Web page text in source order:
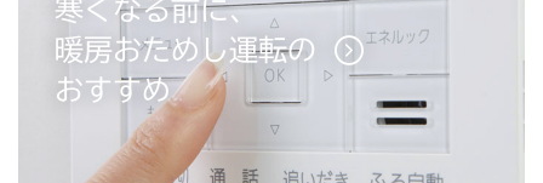
寒くなる前に、
暖房おためし運転の
おすすめ